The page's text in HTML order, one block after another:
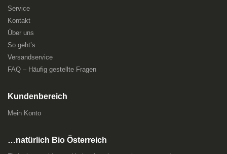
Service
Kontakt
Über uns
So geht’s
Versandservice
FAQ – Häufig gestellte Fragen
Kundenbereich
Mein Konto
…natürlich Bio Österreich